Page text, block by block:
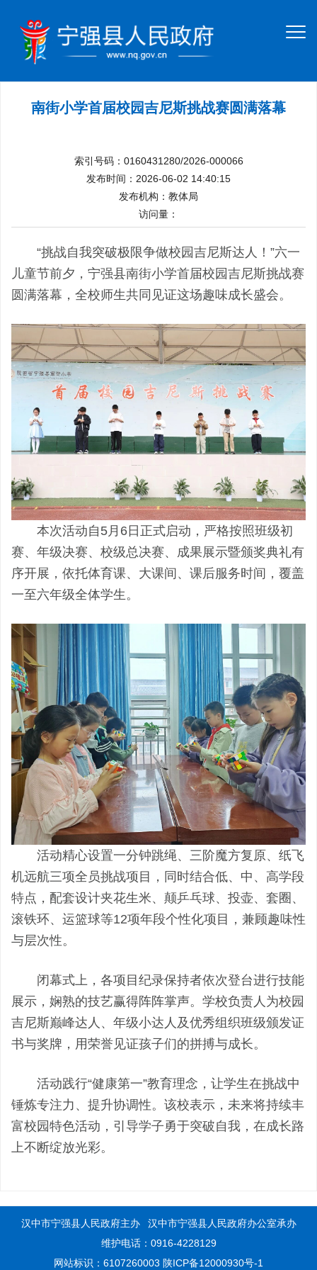
南街小学首届校园吉尼斯挑战赛圆满落幕
索引号码：0160431280/2026-000066
发布时间：2026-06-02 14:40:15
发布机构：教体局
访问量：
“挑战自我突破极限争做校园吉尼斯达人！”六一
儿童节前夕，宁强县南街小学首届校园吉尼斯挑战赛
圆满落幕，全校师生共同见证这场趣味成长盛会。
本次活动自5月6日正式启动，严格按照班级初
赛、年级决赛、校级总决赛、成果展示暨颁奖典礼有
序开展，依托体育课、大课间、课后服务时间，覆盖
一至六年级全体学生。
活动精心设置一分钟跳绳、三阶魔方复原、纸飞
机远航三项全员挑战项目，同时结合低、中、高学段
特点，配套设计夹花生米、颠乒乓球、投壶、套圈、
滚铁环、运篮球等12项年段个性化项目，兼顾趣味性
与层次性。
闭幕式上，各项目纪录保持者依次登台进行技能
展示，娴熟的技艺赢得阵阵掌声。学校负责人为校园
吉尼斯巅峰达人、年级小达人及优秀组织班级颁发证
书与奖牌，用荣誉见证孩子们的拼搏与成长。
活动践行“健康第一”教育理念，让学生在挑战中
锤炼专注力、提升协调性。该校表示，未来将持续丰
富校园特色活动，引导学子勇于突破自我，在成长路
上不断绽放光彩。
汉中市宁强县人民政府主办
汉中市宁强县人民政府办公室承办
维护电话：0916-4228129
网站标识：6107260003 陕ICP备12000930号-1